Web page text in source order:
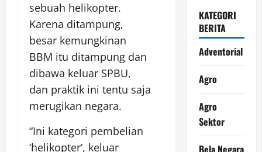
sebuah helikopter.
Karena ditampung,
besar kemungkinan
BBM itu ditampung dan
dibawa keluar SPBU,
dan praktik ini tentu saja
merugikan negara.
“Ini kategori pembelian
‘helikopter’, keluar
KATEGORI
BERITA
Adventorial
Agro
Agro
Sektor
Bela Negara